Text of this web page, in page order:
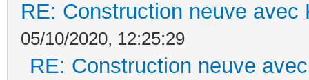
RE: Construction neuve avec
05/10/2020, 12:25:29
RE: Construction neuve